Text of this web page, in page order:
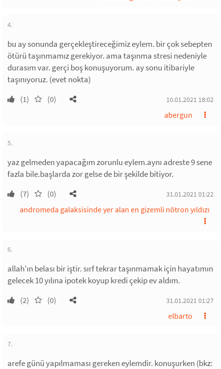
4.
bu ay sonunda gerçekleştireceğimiz eylem. bir çok sebepten
ötürü taşınmamız gerekiyor. ama taşınma stresi nedeniyle
durasım var. gerçi boş konuşuyorum. ay sonu itibariyle
taşınıyoruz. (evet nokta)
(1) (0) 10.01.2021 18:02
abergun
5.
yaz gelmeden yapacağım zorunlu eylem.aynı adreste 9 sene
fazla bile.başlarda zor gelse de bir şekilde bitiyor.
(7) (0) 31.01.2021 01:22
andromeda galaksisinde yer alan en gizemli nötron yıldızı
6.
allah'ın belası bir iştir. sırf tekrar taşınmamak için hayatımın
gelecek 10 yılına ipotek koyup kredi çekip ev aldım.
(2) (0) 31.01.2021 01:27
elbarto
7.
arefe günü yapılmaması gereken eylemdir. konuşurken (bkz: